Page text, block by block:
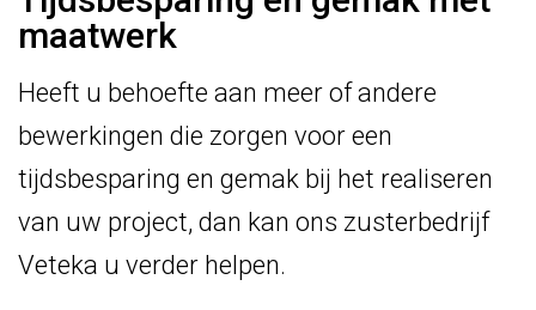
maatwerk
Heeft u behoefte aan meer of andere
bewerkingen die zorgen voor een
tijdsbesparing en gemak bij het realiseren
van uw project, dan kan ons zusterbedrijf
Veteka u verder helpen.